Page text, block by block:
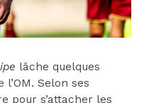
lâche quelques
Selon ses
pour s’attacher les